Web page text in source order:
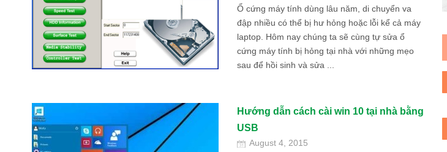
Ổ cứng máy tính dùng lâu năm, di chuyển va
đập nhiều có thể bị hư hỏng hoặc lỗi kể cả máy
laptop. Hôm nay chúng ta sẽ cùng tự sửa ổ
cứng máy tính bị hỏng tại nhà với những mẹo
sau để hồi sinh và sửa ...
Hướng dẫn cách cài win 10 tại nhà bằng
USB
August 4, 2015